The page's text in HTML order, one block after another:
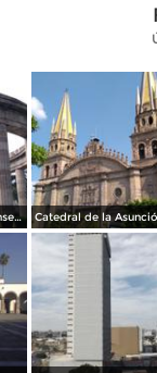
Rotonda a los Jaliscienses Ilustres